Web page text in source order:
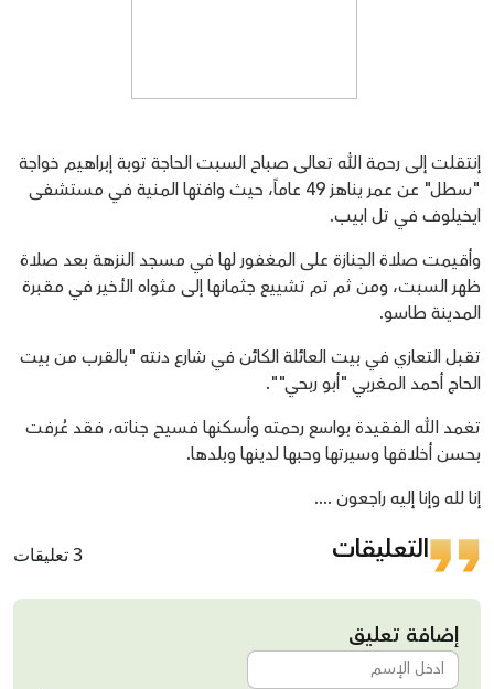
إنتقلت إلى رحمة الله تعالى صباح السبت الحاجة توبة إبراهيم خواجة
"سطل" عن عمر يناهز 49 عاماً، حيث وافتها المنية في مستشفى
ايخيلوف في تل ابيب.
وأقيمت صلاة الجنازة على المغفور لها في مسجد النزهة بعد صلاة
ظهر السبت، ومن ثم تم تشييع جثمانها إلى مثواه الأخير في مقبرة
المدينة طاسو.
تقبل التعازي في بيت العائلة الكائن في شارع دنته "بالقرب من بيت
الحاج أحمد المغربي "أبو ربحي"".
تغمد الله الفقيدة بواسع رحمته وأسكنها فسيح جناته، فقد عُرفت
بحسن أخلاقها وسيرتها وحبها لدينها وبلدها.
إنا لله وإنا إليه راجعون ....
التعليقات 3 تعليقات
إضافة تعليق